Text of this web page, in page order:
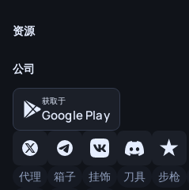
资源
公司
获取于
Google Play
代理 箱子 挂饰 刀具 步枪